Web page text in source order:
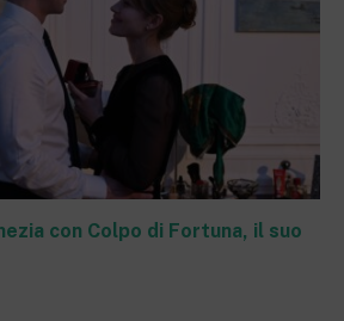
con Colpo di Fortuna, il suo